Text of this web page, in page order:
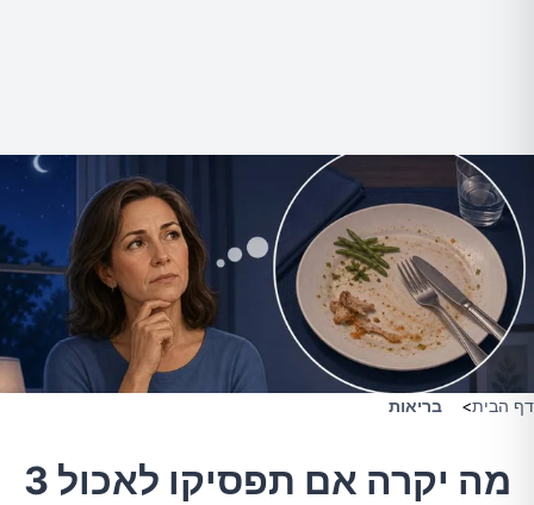
דף הבית> בריאות
מה יקרה אם תפסיקו לאכול 3